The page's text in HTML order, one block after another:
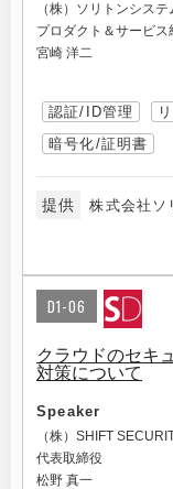
（株）ソリトンシステ
プロダクト＆サービス
宮崎 洋二
認証/ID管理
暗号化/証明書
提供 株式会社ソ
D1-06
クラウドのセキ
対策について
Speaker
（株）SHIFT
代表取締役
松野 真一